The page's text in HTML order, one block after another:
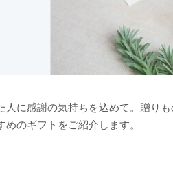
人に感謝の気持ちを込めて。贈り
のギフトをご紹介します。